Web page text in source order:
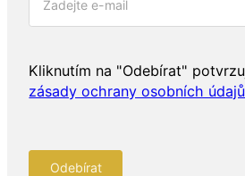
Kliknutím na "Odebírat"
zásady ochrany osobních údajů
Odebírat